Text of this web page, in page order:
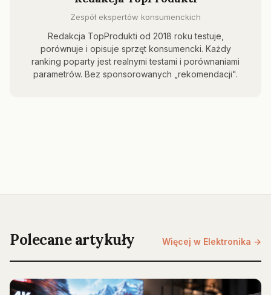
Zespół ekspertów konsumenckich
Redakcja TopProdukti od 2018 roku testuje,
porównuje i opisuje sprzęt konsumencki. Każdy
ranking poparty jest realnymi testami i porównaniami
parametrów. Bez sponsorowanych „rekomendacji".
Polecane artykuły Więcej w Elektronika →